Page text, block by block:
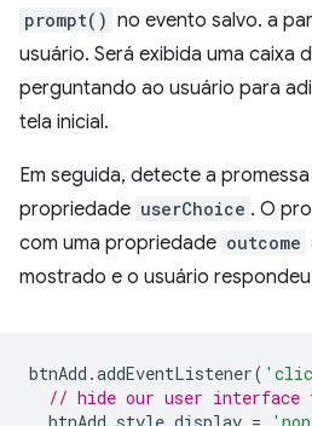
prompt() no evento salvo. a
usuário. Será exibida uma caixa
perguntando ao usuário para
tela inicial.
Em seguida, detecte a
propriedade userChoice . O
com uma propriedade outcome
mostrado e o usuário respondeu
btnAdd .addEventListener(
// hide our user interface